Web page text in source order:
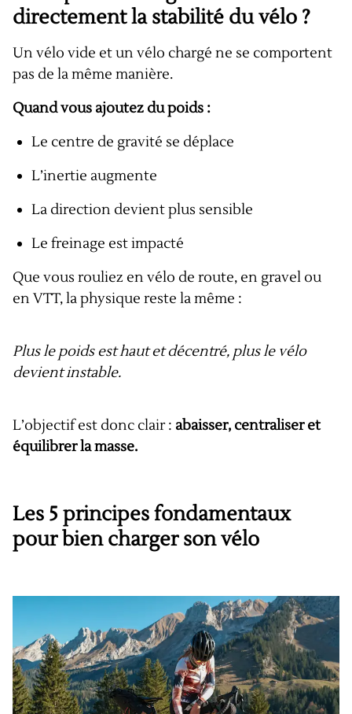
directement la stabilité du vélo ?
Un vélo vide et un vélo chargé ne se comportent
pas de la même manière.
Quand vous ajoutez du poids :
Le centre de gravité se déplace
L’inertie augmente
La direction devient plus sensible
Le freinage est impacté
Que vous rouliez en vélo de route, en gravel ou
en VTT, la physique reste la même :
Plus le poids est haut et décentré, plus le vélo
devient instable.
L’objectif est donc clair : abaisser, centraliser et
équilibrer la masse.
Les 5 principes fondamentaux
pour bien charger son vélo